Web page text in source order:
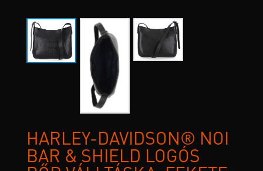
HARLEY-DAVIDSON® NŐI
BAR & SHIELD LOGÓS